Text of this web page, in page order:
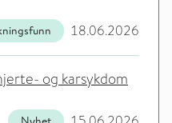
18.06.2026
og karsykdom